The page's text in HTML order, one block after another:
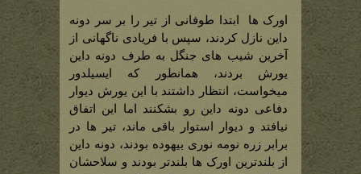
اورک ها ابتدا طوفانی از تیر را بر سر دونه
داین نازل کردند، سپس با فریادی ناگهانی از
آخرین شیب های جنگل به طرف دونه داین
یورش بردند، همانطور که ایسیلدور
میخواست، انتظار داشتند با این یورش دیوار
دفاعی دونه داین رو بشکنند اما این اتفاق
نیافتد و دیوار استوار باقی ماند، تیر ها در
برابر زره نومه نوری بیهوده بودند، دونه داین
از بلندترین اورک ها بلندتر بودند و سلاحشان